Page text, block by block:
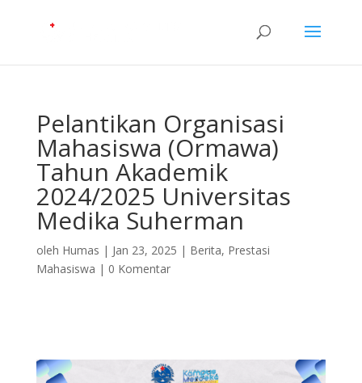
Pelantikan Organisasi
Mahasiswa (Ormawa)
Tahun Akademik
2024/2025 Universitas
Medika Suherman
oleh Humas | Jan 23, 2025 | Berita, Prestasi
Mahasiswa | 0 Komentar